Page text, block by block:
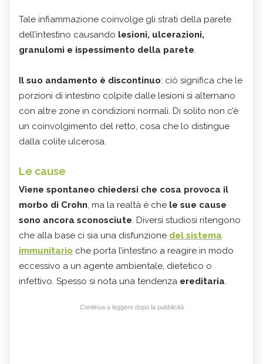
Tale infiammazione coinvolge gli strati della parete
dell’intestino causando lesioni, ulcerazioni,
granulomi e ispessimento della parete
Il suo andamento è discontinuo: ciò significa che le
porzioni di intestino colpite dalle lesioni si alternano
con altre zone in condizioni normali. Di solito non c’è
un coinvolgimento del retto, cosa che lo distingue
dalla colite ulcerosa.
Le cause
Viene spontaneo chiedersi che cosa provoca il
morbo di Crohn , ma la realtà è che le sue cause
sono ancora sconosciute . Diversi studiosi ritengono
che alla base ci sia una disfunzione del sistema
immunitario che porta l’intestino a reagire in modo
eccessivo a un agente ambientale, dietetico o
infettivo. Spesso si nota una tendenza ereditaria
Continua a leggere dopo la pubblicità